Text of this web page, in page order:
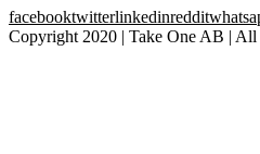
facebooktwitterlinkedinreddit
Copyright 2020 | Take One AB | All